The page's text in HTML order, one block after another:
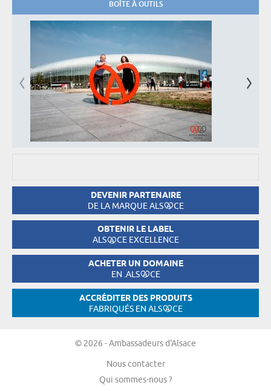
BOÎTE À OUTILS
DEVENIR PARTENAIRE
DE LA MARQUE ALS CE
OBTENIR LE LABEL
ALS CE EXCELLENCE
ACHETER UN DOMAINE
EN .ALS CE
ACCRÉDITER DES PRODUITS
FABRIQUÉS EN ALS CE
© 2026 - Ambassadeurs d'Alsace
Nous contacter
Qui sommes-nous ?